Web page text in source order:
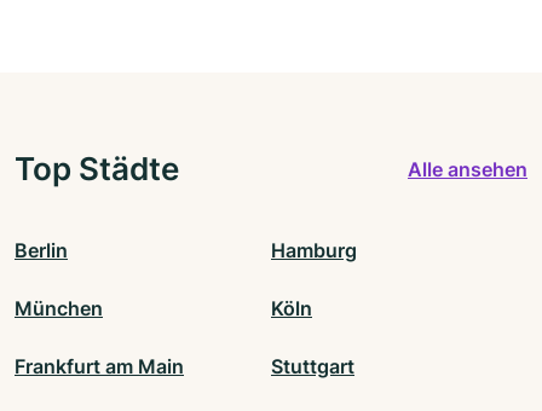
Top Städte Alle ansehen
Berlin Hamburg
München Köln
Frankfurt am Main Stuttgart